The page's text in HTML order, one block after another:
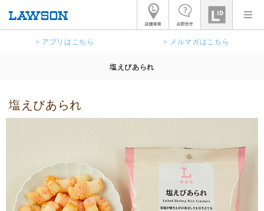
> アプリはこちら > メルマガはこちら
塩えびあられ
塩えびあられ